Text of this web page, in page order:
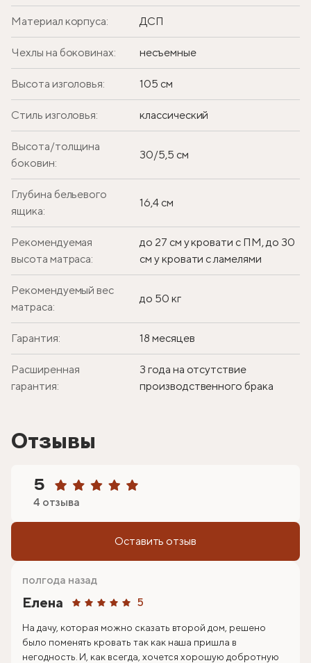
Материал корпуса: ДСП
Чехлы на боковинах: несъемные
Высота изголовья: 105 см
Стиль изголовья: классический
Высота/толщина
боковин:
30/5,5 см
Глубина бельевого
ящика:
16,4 см
Рекомендуемая
высота матраса:
до 27 см у кровати с ПМ, до 30
см у кровати с ламелями
Рекомендуемый вес
матраса:
до 50 кг
Гарантия: 18 месяцев
Расширенная
гарантия:
3 года на отсутствие
производственного брака
Отзывы
5
4 отзыва
Оставить отзыв
Елена 5
полгода назад
На дачу, которая можно сказать второй дом, решено
было поменять кровать так как наша пришла в
негодность. И, как всегда, хочется хорошую добротную